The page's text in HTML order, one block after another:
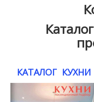
КАТАЛОГ КУХНИ